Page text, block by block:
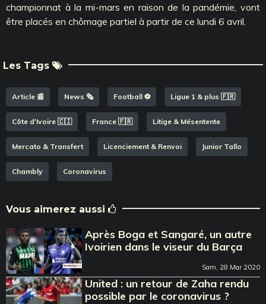
championnat à la mi-mars en raison de la pandémie, vont
être placés en chômage partiel à partir de ce lundi 6 avril.
Les Tags
Article 📰 News 🗞️ Football ⚽️ Ligue 1 & plus 🇫🇷
Côte d'Ivoire 🇨🇮 France 🇫🇷 Litige & Mésentente
Mercato & Transfert Licenciement & Renvoi Junior Tallo
Chambly Coronavirus
Vous aimerez aussi
Après Boga et Sangaré, un autre
Ivoirien dans le viseur du Barça
Sam, 28 Mar 2020
United : un retour de Zaha rendu
possible par le coronavirus ?